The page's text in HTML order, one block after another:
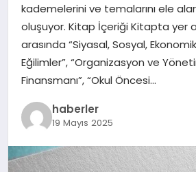
MAGAZIN
EĞITIM
kademelerini ve temalarını ele
oluşuyor. Kitap İçeriği Kitapta yer
arasında “Siyasal, Sosyal,
Eğilimler”, “Organizasyon ve
Finansmanı”, “Okul Öncesi…
haberler
19 Mayıs 2025